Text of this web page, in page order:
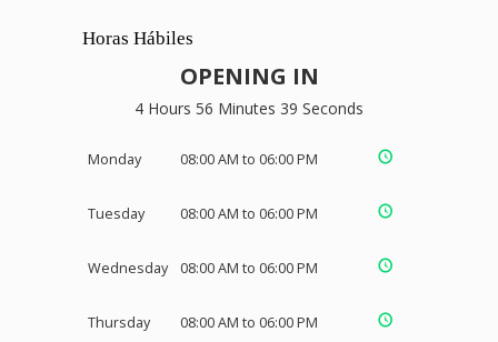
Horas Hábiles
OPENING IN
4 Hours 56 Minutes 38 Seconds
Monday 08:00 AM to 06:00 PM
Tuesday 08:00 AM to 06:00 PM
Wednesday 08:00 AM to 06:00 PM
Thursday 08:00 AM to 06:00 PM